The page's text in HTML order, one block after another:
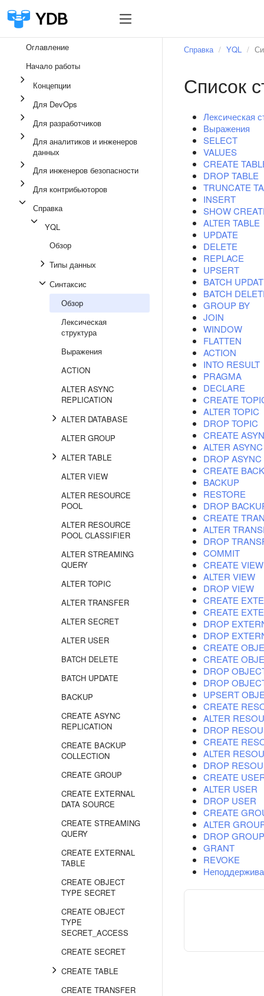
Оглавление
Начало работы
Концепции
Для DevOps
Для разработчиков
Для аналитиков и инженеров
данных
Для инженеров безопасности
Для контрибьюторов
Справка
YQL
Обзор
Типы данных
Синтаксис
Обзор
Лексическая
структура
Выражения
ACTION
ALTER ASYNC
REPLICATION
ALTER DATABASE
ALTER GROUP
ALTER TABLE
ALTER VIEW
ALTER RESOURCE
POOL
ALTER RESOURCE
POOL CLASSIFIER
ALTER STREAMING
QUERY
ALTER TOPIC
ALTER TRANSFER
ALTER SECRET
ALTER USER
BATCH DELETE
BATCH UPDATE
BACKUP
CREATE ASYNC
REPLICATION
CREATE BACKUP
COLLECTION
CREATE GROUP
CREATE EXTERNAL
DATA SOURCE
CREATE STREAMING
QUERY
CREATE EXTERNAL
TABLE
CREATE OBJECT
TYPE SECRET
CREATE OBJECT
TYPE
SECRET_ACCESS
CREATE SECRET
CREATE TABLE
CREATE TRANSFER
Справка YQL
Список
Лексическая
Выражения
SELECT
VALUES
CREATE
DROP TABLE
TRUNCATE
INSERT
SHOW
ALTER TABLE
UPDATE
DELETE
REPLACE
UPSERT
BATCH
BATCH
GROUP BY
JOIN
WINDOW
FLATTEN
ACTION
INTO RESULT
PRAGMA
DECLARE
CREATE
ALTER TOPIC
DROP TOPIC
CREATE
ALTER
DROP
CREATE
BACKUP
RESTORE
DROP
CREATE
ALTER
DROP
COMMIT
CREATE VIEW
ALTER VIEW
DROP VIEW
CREATE
CREATE
DROP
DROP
CREATE
CREATE
DROP
DROP
UPSERT
CREATE
ALTER
DROP
CREATE
ALTER
DROP
CREATE
ALTER USER
DROP USER
CREATE
ALTER
DROP GROUP
GRANT
REVOKE